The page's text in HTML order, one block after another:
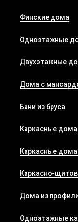
Финские дома
Одноэтажные
Двухэтажные
Дома с
Бани из бруса
Каркасные
Каркасные дома
Каркасно-
Дома из
Одноэтажные